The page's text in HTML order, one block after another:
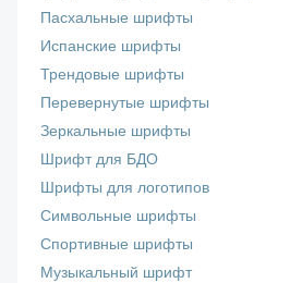
Пасхальные шрифты
Испанские шрифты
Трендовые шрифты
Перевернутые шрифты
Зеркальные шрифты
Шрифт для БДО
Шрифты для логотипов
Символьные шрифты
Спортивные шрифты
Музыкальный шрифт